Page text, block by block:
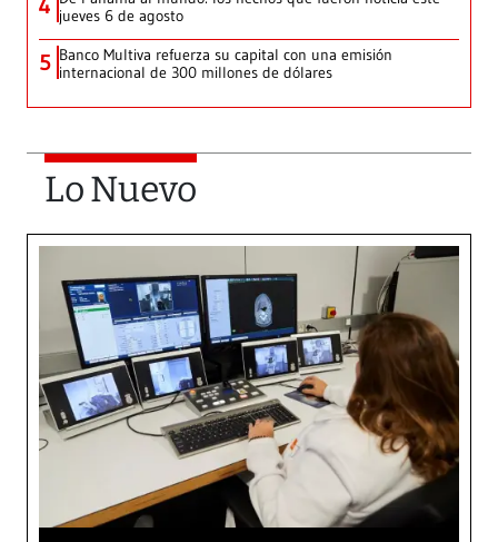
4 jueves 6 de agosto
5 Banco Multiva refuerza su capital con una emisión
internacional de 300 millones de dólares
Lo Nuevo